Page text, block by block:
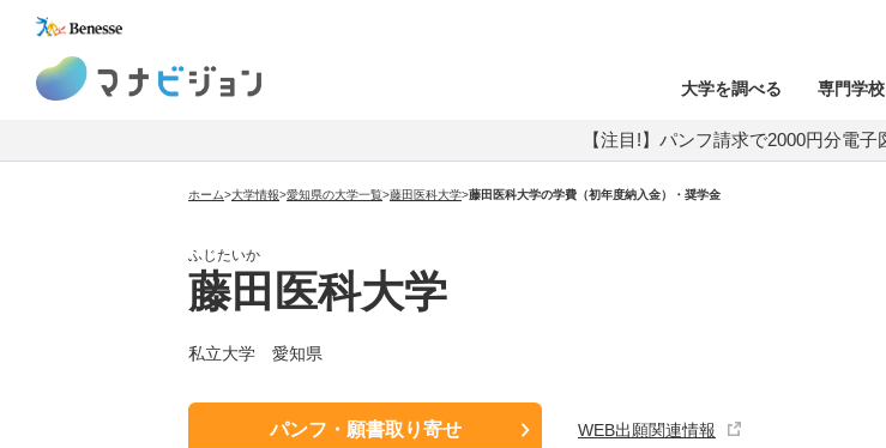
大学を調べる 専門学
【注目!】パンフ請求で2000円分電
ホーム>大学情報>愛知県の大学一覧>藤田医科大学>藤田医科大学の学費（初年度納入金）・奨学金
ふじたいか
藤田医科大学
私立大学 愛知県
パンフ・願書取り寄せ WEB出願関連情報